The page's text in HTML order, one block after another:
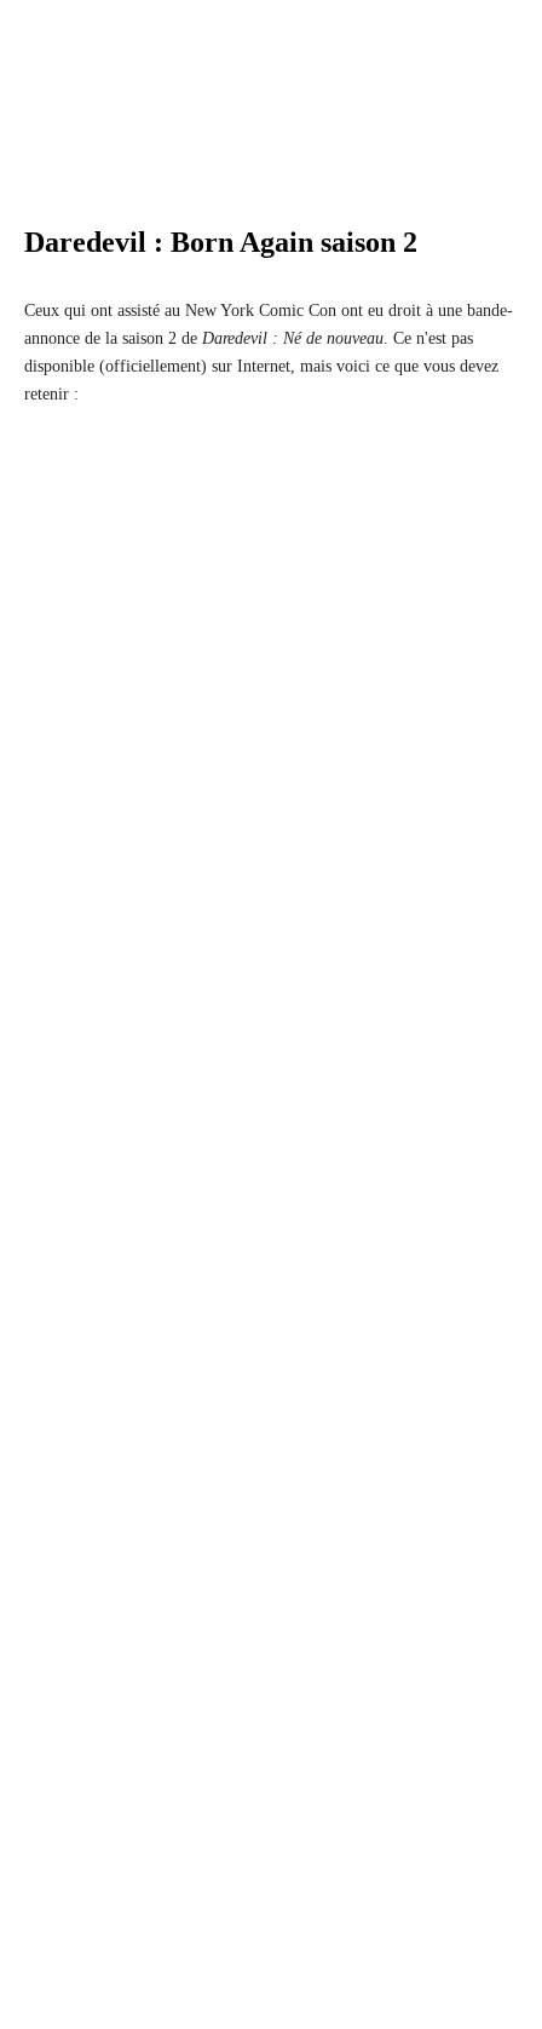
Daredevil : Born Again saison 2
Ceux qui ont assisté au New York Comic Con ont eu droit à une bande-
annonce de la saison 2 de Daredevil : Né de nouveau. Ce n'est pas
disponible (officiellement) sur Internet, mais voici ce que vous devez
retenir :